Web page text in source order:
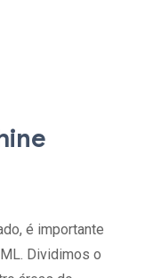
é importante
Dividimos o